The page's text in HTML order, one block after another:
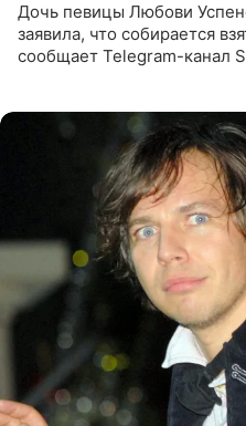
Дочь певицы Любови
заявила, что собирается
сообщает Telegram-канал